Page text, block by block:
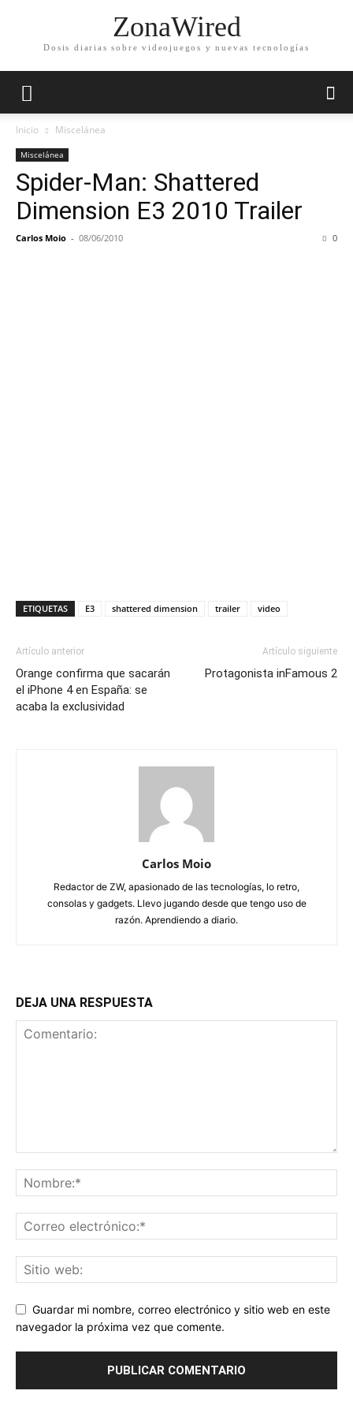
ZonaWired
Dosis diarias sobre videojuegos y nuevas tecnologías
Inicio Miscelánea
Miscelánea
Spider-Man: Shattered
Dimension E3 2010 Trailer
Carlos Moio - 08/06/2010 0
ETIQUETAS E3 shattered dimension trailer video
Artículo anterior
Orange confirma que sacarán
el iPhone 4 en España: se
acaba la exclusividad
Artículo siguiente
Protagonista inFamous 2
Carlos Moio
Redactor de ZW, apasionado de las tecnologías, lo retro,
consolas y gadgets. Llevo jugando desde que tengo uso de
razón. Aprendiendo a diario.
DEJA UNA RESPUESTA
Guardar mi nombre, correo electrónico y sitio web en este
navegador la próxima vez que comente.